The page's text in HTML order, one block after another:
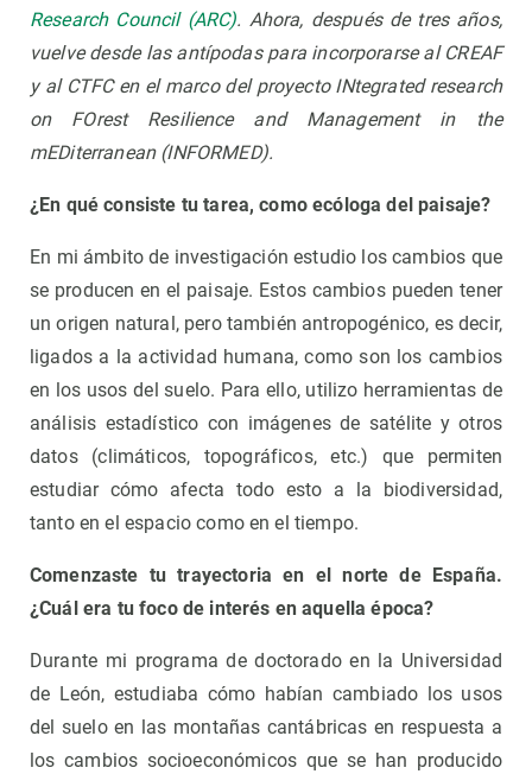
Research Council (ARC). Ahora, después de tres años,
vuelve desde las antípodas para incorporarse al CREAF
y al CTFC en el marco del proyecto INtegrated research
on FOrest Resilience and Management in the
mEDiterranean (INFORMED).
¿En qué consiste tu tarea, como ecóloga del paisaje?
En mi ámbito de investigación estudio los cambios que
se producen en el paisaje. Estos cambios pueden tener
un origen natural, pero también antropogénico, es decir,
ligados a la actividad humana, como son los cambios
en los usos del suelo. Para ello, utilizo herramientas de
análisis estadístico con imágenes de satélite y otros
datos (climáticos, topográficos, etc.) que permiten
estudiar cómo afecta todo esto a la biodiversidad,
tanto en el espacio como en el tiempo.
Comenzaste tu trayectoria en el norte de España.
¿Cuál era tu foco de interés en aquella época?
Durante mi programa de doctorado en la Universidad
de León, estudiaba cómo habían cambiado los usos
del suelo en las montañas cantábricas en respuesta a
los cambios socioeconómicos que se han producido